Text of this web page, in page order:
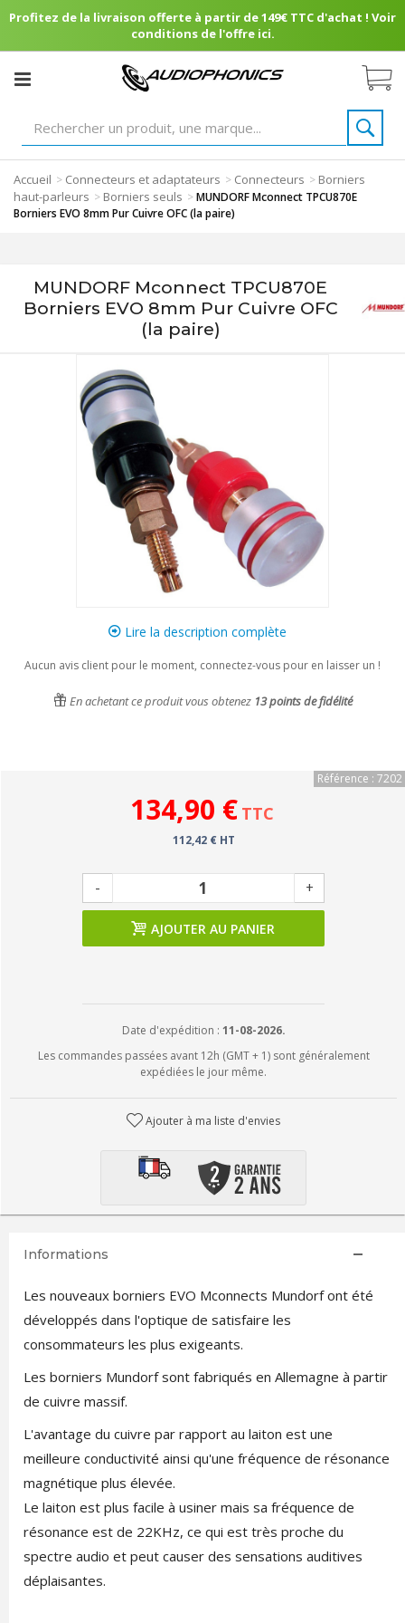
Profitez de la livraison offerte à partir de 149€ TTC d'achat ! Voir
conditions de l'offre ici.
Accueil > Connecteurs et adaptateurs > Connecteurs > Borniers
haut-parleurs > Borniers seuls >MUNDORF Mconnect TPCU870E
Borniers EVO 8mm Pur Cuivre OFC (la paire)
MUNDORF Mconnect TPCU870E
Borniers EVO 8mm Pur Cuivre OFC
(la paire)
Lire la description complète
Aucun avis client pour le moment, connectez-vous pour en laisser un !
En achetant ce produit vous obtenez 13points de fidélité
Référence : 7202
134,90 € TTC
112,42 € HT
- +
AJOUTER AU PANIER
Date d'expédition : 11-08-2026.
Les commandes passées avant 12h (GMT + 1) sont généralement
expédiées le jour même.
Ajouter à ma liste d'envies
Informations
Les nouveaux borniers EVO Mconnects Mundorf ont été
développés dans l'optique de satisfaire les
consommateurs les plus exigeants.
Les borniers Mundorf sont fabriqués en Allemagne à partir
de cuivre massif.
L'avantage du cuivre par rapport au laiton est une
meilleure conductivité ainsi qu'une fréquence de résonance
magnétique plus élevée.
Le laiton est plus facile à usiner mais sa fréquence de
résonance est de 22KHz, ce qui est très proche du
spectre audio et peut causer des sensations auditives
déplaisantes.